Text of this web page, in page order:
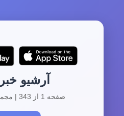
آرشیو
صفحه 1 از 343 | مجموع 3426 آرشیو